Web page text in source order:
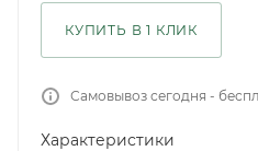
КУПИТЬ В 1 КЛИК
Самовывоз сегодня -
Характеристики